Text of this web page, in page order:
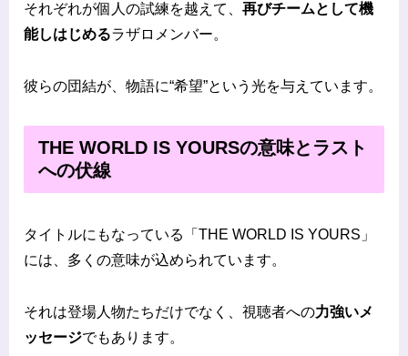
それぞれが個人の試練を越えて、 再びチームとして機
能しはじめるラザロメンバー。
彼らの団結が、物語に“希望”という光を与えています。
THE WORLD IS YOURSの意味とラスト
への伏線
タイトルにもなっている「THE WORLD IS YOURS」
には、多くの意味が込められています。
それは登場人物たちだけでなく、視聴者への力強いメ
ッセージでもあります。